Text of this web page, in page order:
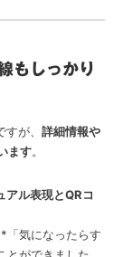
もしっかり
が、 詳細情報や
ます。
アル表現とQRコ
「気になったらす